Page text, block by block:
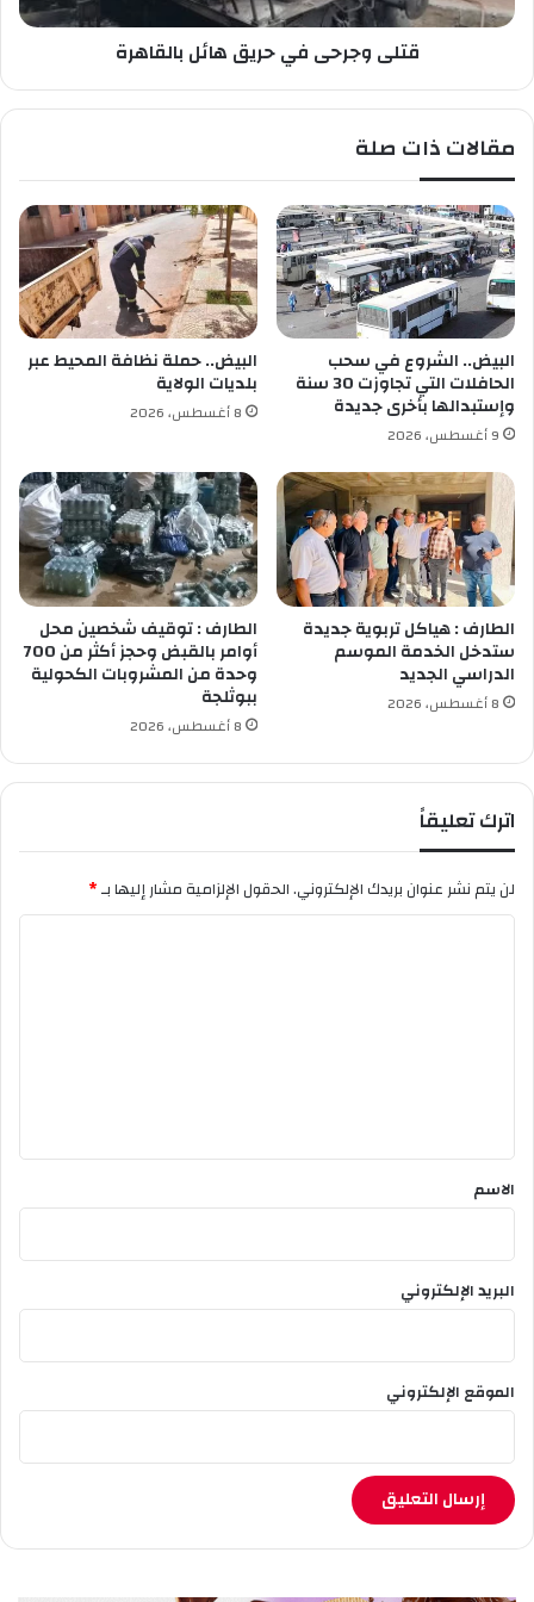
ة
خ
م
س
ى
ح
ي
ق
ه
ا
ئ
ل
ب
ا
ل
ق
ا
ه
ة
قتلى وجرحى في حريق هائل بالقاهرة
مقالات ذات صلة
البيض.. الشروع في سحب
الحافلات التي تجاوزت 30 سنة
وإستبدالها بأخرى جديدة
9 أغسطس، 2026
البيض.. حملة نظافة المحيط عبر
بلديات الولاية
8 أغسطس، 2026
الطارف : هياكل تربوية جديدة
ستدخل الخدمة الموسم
الدراسي الجديد
8 أغسطس، 2026
الطارف : توقيف شخصين محل
أوامر بالقبض وحجز أكثر من 700
وحدة من المشروبات الكحولية
ببوثلجة
8 أغسطس، 2026
اترك تعليقاً
لن يتم نشر عنوان بريدك الإلكتروني.الحقول الإلزامية مشار إليها بـ*
*
الاسم
البريد الإلكتروني
الموقع الإلكتروني